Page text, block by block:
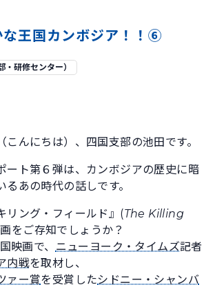
な王国カンボジア！！⑥
・研修センター）
んにちは）、四国支部の池田です。
ート第６弾は、カンボジアの歴史に暗
るあの時代の話しです。
リング・フィールド』(The Killing
をご存知でしょうか？
映画で、 ニューヨーク・タイムズ記者
内戦を取材し、
ァー賞を受賞したシドニー・シャンバ